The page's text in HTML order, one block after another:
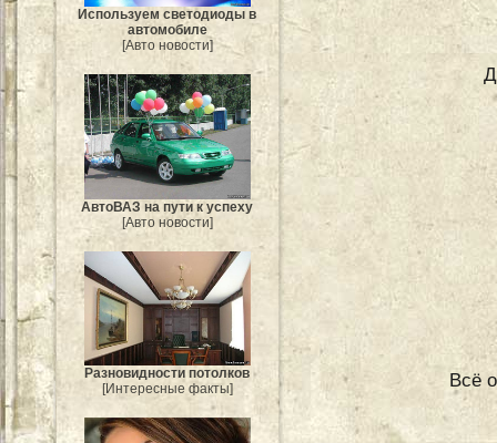
Используем светодиоды в
автомобиле
[Авто новости]
АвтоВАЗ на пути к успеху
[Авто новости]
Разновидности потолков
[Интересные факты]
Всё